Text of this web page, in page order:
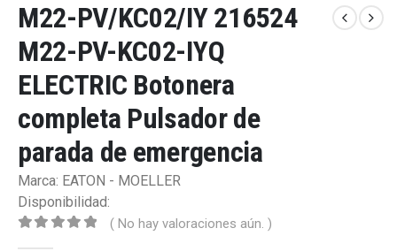
M22-PV/KC02/IY 216524
M22-PV-KC02-IYQ
ELECTRIC Botonera
completa Pulsador de
parada de emergencia
Marca: EATON - MOELLER
Disponibilidad:
( No hay valoraciones aún. )